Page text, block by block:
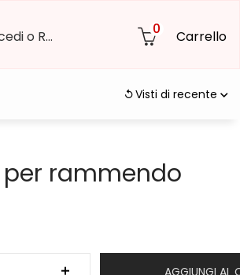
Accedi o Registrati 0 Carrello
Visti di recente
rammendo
AGGIUNGI AL